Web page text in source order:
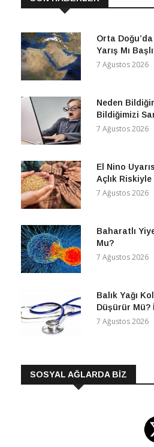
Orta
Yarış Mı
7 Ağustos 2026
Neden
Bildiğimizi
7 Ağustos 2026
El Nino
Açlık Riskiyle
7 Ağustos 2026
Baharatlı
Mu?
7 Ağustos 2026
Balık Yağı
Düşürür Mü?
7 Ağustos 2026
SOSYAL AĞLARDA BİZ